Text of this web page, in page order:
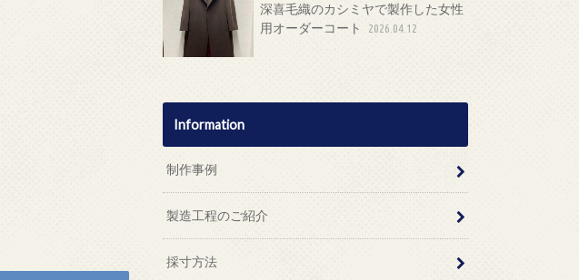
深喜毛織のカシミヤで製作した女性
用オーダーコート
2026.04.12
Information
制作事例
製造工程のご紹介
採寸方法